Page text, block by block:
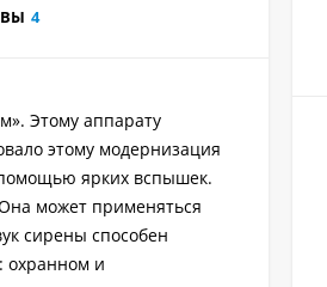
4
Этому аппарату
этому модернизация
помощью ярких вспышек.
может применяться
сирены способен
охранном и